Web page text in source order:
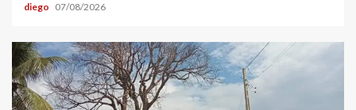
diego 07/08/2026